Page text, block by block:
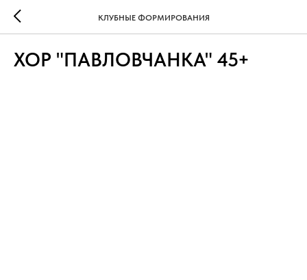
КЛУБНЫЕ ФОРМИРОВАНИЯ
ХОР "ПАВЛОВЧАНКА" 45+